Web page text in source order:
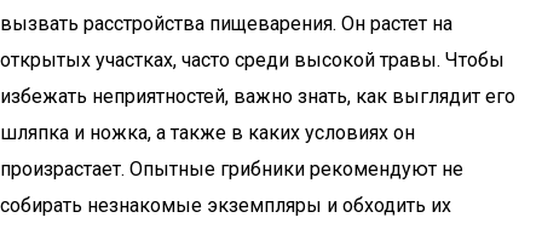
вызвать расстройства пищеварения. Он растет на
открытых участках, часто среди высокой травы. Чтобы
избежать неприятностей, важно знать, как выглядит его
шляпка и ножка, а также в каких условиях он
произрастает. Опытные грибники рекомендуют не
собирать незнакомые экземпляры и обходить их